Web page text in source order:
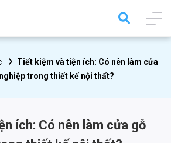
Tiết kiệm và tiện ích: Có nên làm cửa
trong thiết kế nội thất?
ích: Có nên làm cửa gỗ